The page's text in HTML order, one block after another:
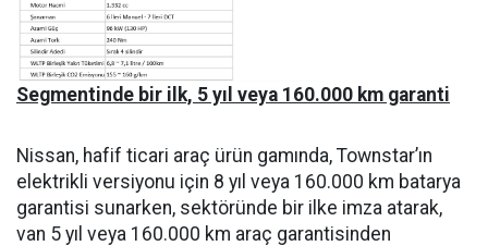
Segmentinde bir ilk, 5 yıl veya 160.000 km garanti
Nissan, hafif ticari araç ürün gamında, Townstar’ın
elektrikli versiyonu için 8 yıl veya 160.000 km batarya
garantisi sunarken, sektöründe bir ilke imza atarak,
van 5 yıl veya 160.000 km araç garantisinden